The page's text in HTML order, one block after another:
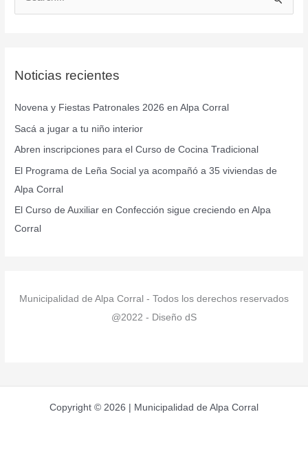
a
p
o
r
:
Noticias recientes
Novena y Fiestas Patronales 2026 en Alpa Corral
Sacá a jugar a tu niño interior
Abren inscripciones para el Curso de Cocina Tradicional
El Programa de Leña Social ya acompañó a 35 viviendas de
Alpa Corral
El Curso de Auxiliar en Confección sigue creciendo en Alpa
Corral
Municipalidad de Alpa Corral - Todos los derechos reservados
@2022 - Diseño dS
Copyright © 2026 | Municipalidad de Alpa Corral